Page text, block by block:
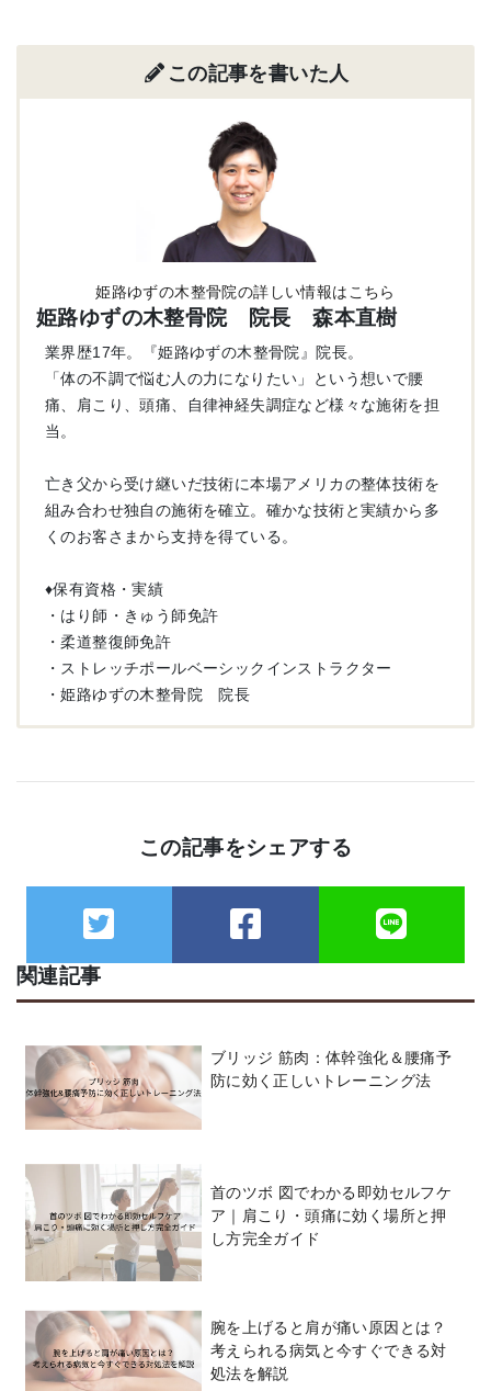
この記事を書いた人
姫路ゆずの木整骨院の詳しい情報はこちら
姫路ゆずの木整骨院 院長 森本直樹
業界歴17年。『姫路ゆずの木整骨院』院長。
「体の不調で悩む人の力になりたい」という想いで腰
痛、肩こり、頭痛、自律神経失調症など様々な施術を担
当。
亡き父から受け継いだ技術に本場アメリカの整体技術を
組み合わせ独自の施術を確立。確かな技術と実績から多
くのお客さまから支持を得ている。
♦︎保有資格・実績
・はり師・きゅう師免許
・柔道整復師免許
・ストレッチポールベーシックインストラクター
・姫路ゆずの木整骨院 院長
この記事をシェアする
関連記事
ブリッジ 筋肉：体幹強化＆腰痛予
防に効く正しいトレーニング法
首のツボ 図でわかる即効セルフケ
ア｜肩こり・頭痛に効く場所と押
し方完全ガイド
腕を上げると肩が痛い原因とは？
考えられる病気と今すぐできる対
処法を解説